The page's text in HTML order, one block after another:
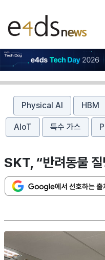
Physical AI HBM
AIoT 특수 가스
SKT, “반려동물